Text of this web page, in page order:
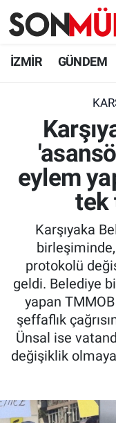
İZMİR GÜNDEM
eylem
tek
Karşıyaka
protokolü
geldi. Belediye
yapan
şeffaflık
Ünsal ise
değişiklik
İzmir Nöbetçi
İzmir Namaz
İzmir Trafik
Süper Lig
Tüm Manşetler
Son Dakika
Haber Arşivi